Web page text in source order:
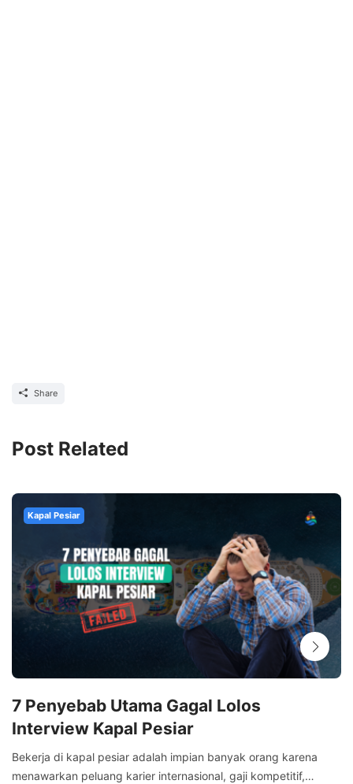
Share
Post Related
Kapal Pesiar
7 Penyebab Utama Gagal Lolos
Interview Kapal Pesiar
Bekerja di kapal pesiar adalah impian banyak orang karena
menawarkan peluang karier internasional, gaji kompetitif,…